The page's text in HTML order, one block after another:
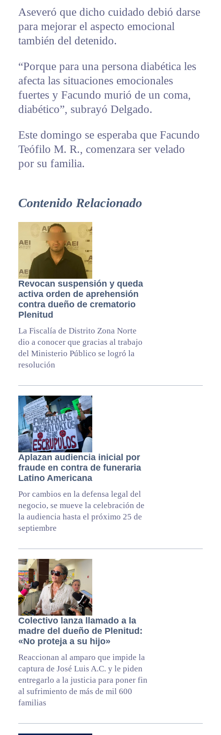
Aseveró que dicho cuidado debió darse
para mejorar el aspecto emocional
también del detenido.
“Porque para una persona diabética les
afecta las situaciones emocionales
fuertes y Facundo murió de un coma,
diabético”, subrayó Delgado.
Este domingo se esperaba que Facundo
Teófilo M. R., comenzara ser velado
por su familia.
Contenido Relacionado
Revocan suspensión y queda
activa orden de aprehensión
contra dueño de crematorio
Plenitud
La Fiscalía de Distrito Zona Norte
dio a conocer que gracias al trabajo
del Ministerio Público se logró la
resolución
Aplazan audiencia inicial por
fraude en contra de funeraria
Latino Americana
Por cambios en la defensa legal del
negocio, se mueve la celebración de
la audiencia hasta el próximo 25 de
septiembre
Colectivo lanza llamado a la
madre del dueño de Plenitud:
«No proteja a su hijo»
Reaccionan al amparo que impide la
captura de José Luis A.C. y le piden
entregarlo a la justicia para poner fin
al sufrimiento de más de mil 600
familias